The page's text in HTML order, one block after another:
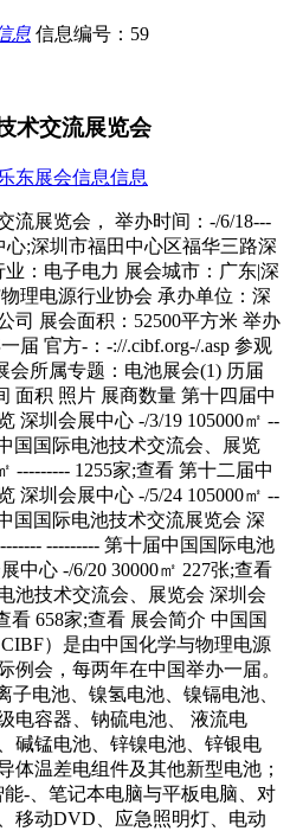
息 信息编号：59
术交流展览会
东展会信息信息
流展览会， 举办时间：-/6/18---
心;深圳市福田中心区福华三路深
：电子电力 展会城市：广东|深
理电源行业协会 承办单位：深
司 展会面积：52500平方米 举办
届 官方-：-://.cibf.org-/.asp 参观
会所属专题：电池展会(1) 历届
面积 照片 展商数量 第十四届中
深圳会展中心 -/3/19 105000㎡ --
国国际电池技术交流会、展览
--------- 1255家;查看 第十二届中
深圳会展中心 -/5/24 105000㎡ --
国国际电池技术交流展览会 深
--------- 第十届中国国际电池
中心 -/6/20 30000㎡ 227张;查看
池技术交流会、展览会 深圳会
看 658家;查看 展会简介 中国国
）是由中国化学与物理电源
例会，每两年在中国举办一届。
子电池、镍氢电池、镍镉电池、
电容器、钠硫电池、 液流电
碱锰电池、锌镍电池、锌银电
体温差电组件及其他新型电池；
-、笔记本电脑与平板电脑、对
移动DVD、应急照明灯、电动